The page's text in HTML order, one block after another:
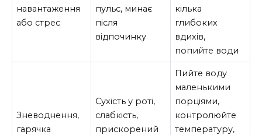
навантаження
або стрес
пульс, минає
після
відпочинку
кілька
глибоких
вдихів,
попийте води
Зневоднення,
гарячка
Сухість у роті,
слабкість,
прискорений
Пийте воду
маленькими
порціями,
контролюйте
температуру,